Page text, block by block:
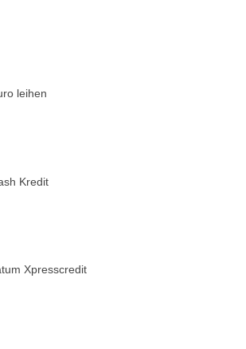
leihen
Kredit
Xpresscredit